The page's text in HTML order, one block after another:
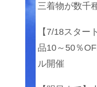
三着物が数千
【7/18スター
品10～50％
ル開催